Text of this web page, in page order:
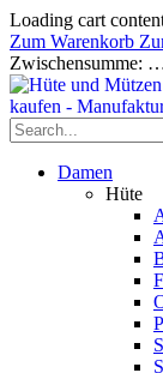
Loading cart
Zum Warenkorb
Zwischensumme:
Damen
Hüte